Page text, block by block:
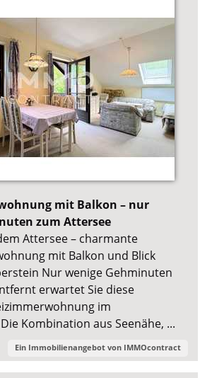
mit Balkon – nur
zum Attersee
Attersee – charmante
mit Balkon und Blick
Nur wenige Gehminuten
erwartet Sie diese
im
Kombination aus Seenähe, ...
Ein Immobilienangebot von IMMOcontract